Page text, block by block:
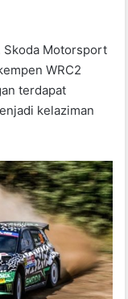
Skoda Motorsport
WRC2
terdapat
kelaziman